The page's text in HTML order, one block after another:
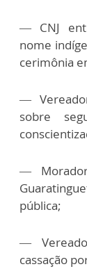
— CNJ
nome
cerimônia
—
sobre
—
pública;
—
cassação